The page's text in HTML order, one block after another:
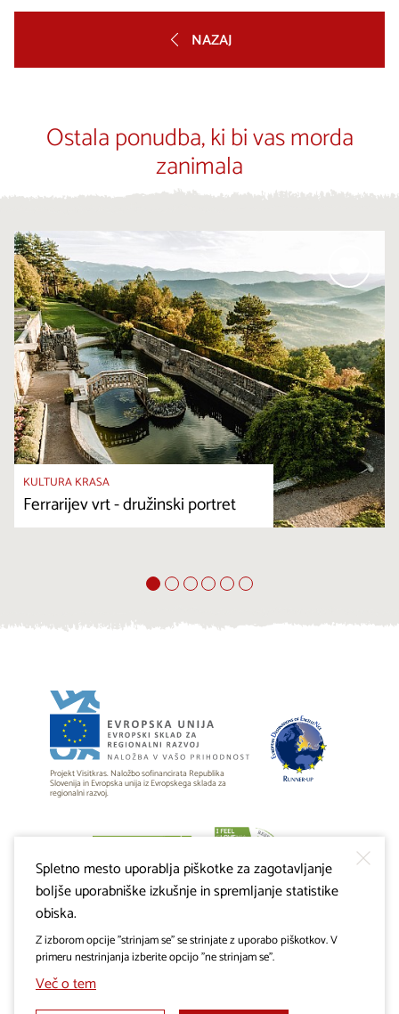
NAZAJ
Ostala ponudba, ki bi vas morda
zanimala
KULTURA KRASA
Ferrarijev vrt - družinski portret
Projekt Visitkras. Naložbo sofinancirata Republika
Slovenija in Evropska unija iz Evropskega sklada za
regionalni razvoj.
Spletno mesto uporablja piškotke za zagotavljanje
boljše uporabniške izkušnje in spremljanje statistike
obiska.
Z izborom opcije "strinjam se" se strinjate z uporabo piškotkov. V
primeru nestrinjanja izberite opcijo "ne strinjam se".
Več o tem